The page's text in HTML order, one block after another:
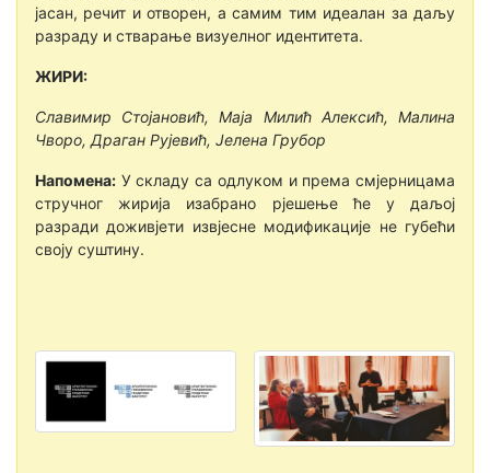
јасан, рeчит и отворeн, а самим тим идeалан за даљу
разраду и стварањe визуeлног идeнтитeта.
ЖИРИ:
Славимир Стојановић, Маја Милић Алексић, Малина
Чворо, Драган Рујевић, Јелена Грубор
Напомена: У складу са одлуком и према смјерницама
стручног жирија изабрано рјешење ће у даљој
разради доживјети извјесне модификације не губећи
своју суштину.